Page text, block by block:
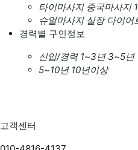
타이마사지 중국마사지
슈얼마사지 실장 다이어
경력별 구인정보
신입/경력 1~3년 3~5년
5~10년 10년이상
고객센터